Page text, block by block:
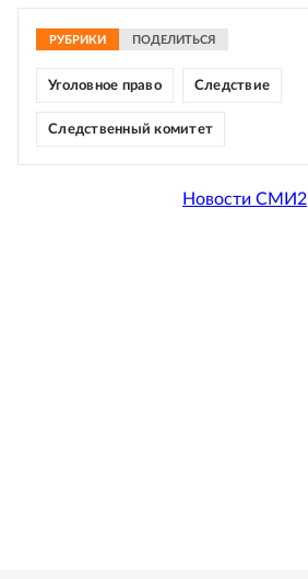
РУБРИКИ ПОДЕЛИТЬСЯ
Уголовное право Следствие
Следственный комитет
Новости СМИ2